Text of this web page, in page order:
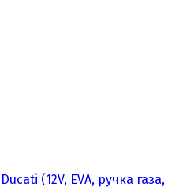
(12V, EVA, ручка газа,